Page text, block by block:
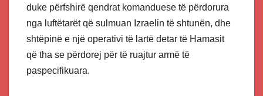
duke përfshirë qendrat komanduese të përdorura
nga luftëtarët që sulmuan Izraelin të shtunën, dhe
shtëpinë e një operativi të lartë detar të Hamasit
që tha se përdorej për të ruajtur armë të
paspecifikuara.